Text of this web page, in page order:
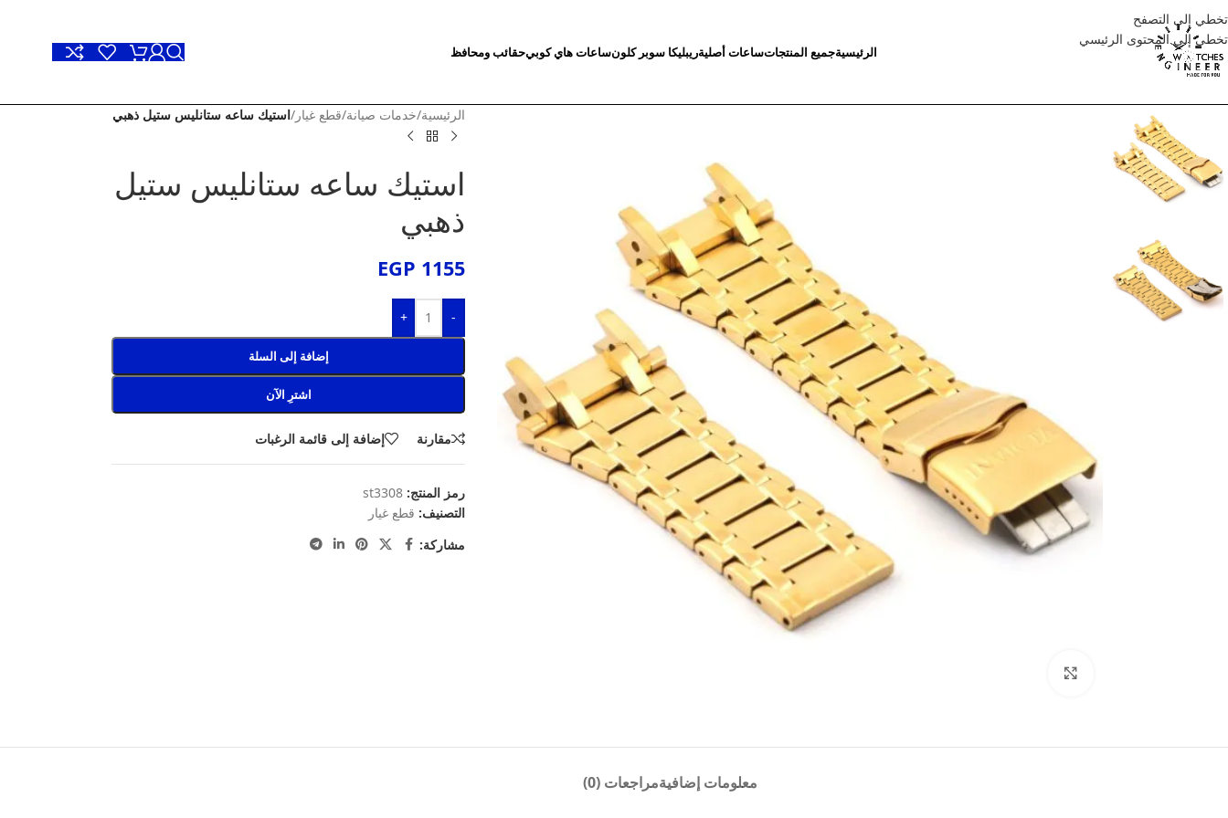
تخطي إلى التصفح
تخطي إلى المحتوى الرئيسي
الرئيسيةجميع المنتجاتساعات أصليةريبليكا سوبر كلونساعات هاي كوبيحقائب ومحافظ
الرئيسية/خدمات صيانة/قطع غيار /استيك ساعه ستانليس ستيل ذهبي
استيك ساعه ستانليس ستيل
ذهبي
EGP 1155
-
+
إضافة إلى السلة
اشترِ الآن
مقارنة إضافة إلى قائمة الرغبات
رمز المنتج: st3308
التصنيف: قطع غيار
مشاركة:
معلومات إضافيةمراجعات (0)